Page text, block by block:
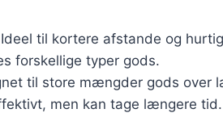
til kortere afstande og
forskellige typer gods.
til store mængder gods over
men kan tage længere tid.